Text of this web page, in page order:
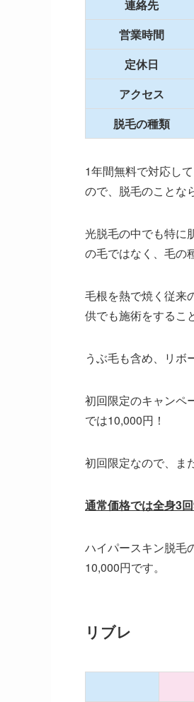
連絡先
営業時間
定休日
アクセス
脱毛の種類
1年間無料で対応し
ので、脱毛のことな
光脱毛の中でも特に
の毛ではなく、毛の
毛根を熱で焼く従来
供でも施術をするこ
うぶ毛も含め、リボ
初回限定のキャンペ
では10,000円！
初回限定なので、ま
通常価格では全身3
ハイパースキン脱毛
10,000円です。
リブレ